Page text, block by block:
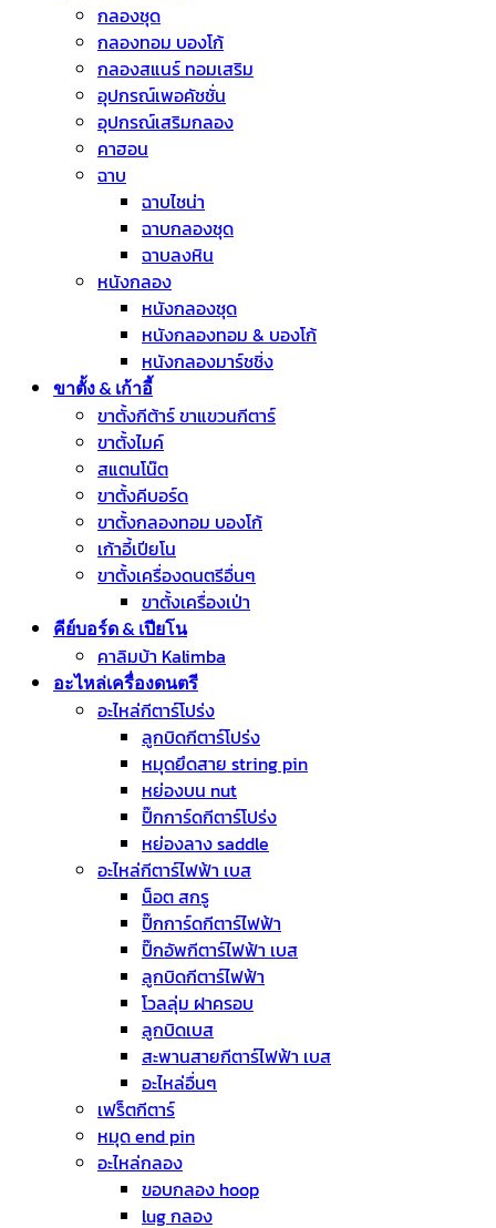
กลองชุด
กลองทอม บองโก้
กลองสแนร์ ทอมเสริม
อุปกรณ์เพอคัชชั่น
อุปกรณ์เสริมกลอง
คาฮอน
ฉาบ
ฉาบไชน่า
ฉาบกลองชุด
ฉาบลงหิน
หนังกลอง
หนังกลองชุด
หนังกลองทอม & บองโก้
หนังกลองมาร์ชชิ่ง
ขาตั้ง & เก้าอี้
ขาตั้งกีต้าร์ ขาแขวนกีตาร์
ขาตั้งไมค์
สแตนโน๊ต
ขาตั้งคีบอร์ด
ขาตั้งกลองทอม บองโก้
เก้าอี้เปียโน
ขาตั้งเครื่องดนตรีอื่นๆ
ขาตั้งเครื่องเป่า
คีย์บอร์ด & เปียโน
คาลิมบ้า Kalimba
อะไหล่เครื่องดนตรี
อะไหล่กีตาร์โปร่ง
ลูกบิดกีตาร์โปร่ง
หมุดยึดสาย string pin
หย่องบน nut
ปิ๊กการ์ดกีตาร์โปร่ง
หย่องลาง saddle
อะไหล่กีตาร์ไฟฟ้า เบส
น็อต สกรู
ปิ๊กการ์ดกีตาร์ไฟฟ้า
ปิ๊กอัพกีตาร์ไฟฟ้า เบส
ลูกบิดกีตาร์ไฟฟ้า
โวลลุ่ม ฝาครอบ
ลูกบิดเบส
สะพานสายกีตาร์ไฟฟ้า เบส
อะไหล่อื่นๆ
เฟร็ตกีตาร์
หมุด end pin
อะไหล่กลอง
ขอบกลอง hoop
lug กลอง